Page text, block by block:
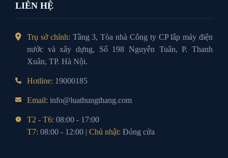
LIÊN HỆ
Trụ sở chính: Tầng 3, Tòa nhà Công ty CP lắp máy điện
nước và xây dựng, Số 198 Nguyễn Tuân, P. Thanh
Xuân, TP. Hà Nội.
Hotline: 19000185
Email: info@luathungthang.com
T2 - T6: 08:00 - 17:00
T7: 08:00 - 12:00 |Chủ nhật:Đóng cửa